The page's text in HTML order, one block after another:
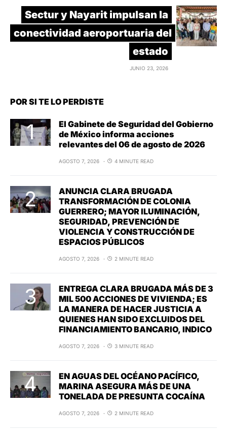
Sectur y Nayarit impulsan la
conectividad aeroportuaria del
estado
JUNIO 23, 2026
POR SI TE LO PERDISTE
El Gabinete de Seguridad del Gobierno
de México informa acciones
relevantes del 06 de agosto de 2026
AGOSTO 7, 2026 4 MINUTE READ
ANUNCIA CLARA BRUGADA
TRANSFORMACIÓN DE COLONIA
GUERRERO; MAYOR ILUMINACIÓN,
SEGURIDAD, PREVENCIÓN DE
VIOLENCIA Y CONSTRUCCIÓN DE
ESPACIOS PÚBLICOS
AGOSTO 7, 2026 2 MINUTE READ
ENTREGA CLARA BRUGADA MÁS DE 3
MIL 500 ACCIONES DE VIVIENDA; ES
LA MANERA DE HACER JUSTICIA A
QUIENES HAN SIDO EXCLUIDOS DEL
FINANCIAMIENTO BANCARIO, INDICO
AGOSTO 7, 2026 3 MINUTE READ
EN AGUAS DEL OCÉANO PACÍFICO,
MARINA ASEGURA MÁS DE UNA
TONELADA DE PRESUNTA COCAÍNA
AGOSTO 7, 2026 2 MINUTE READ